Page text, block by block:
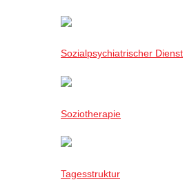
Sozialpsychiatrischer Dienst
Soziotherapie
Tagesstruktur